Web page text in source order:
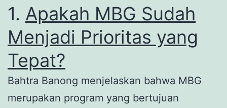
1. Apakah MBG Sudah
Menjadi Prioritas yang
Tepat?
Bahtra Banong menjelaskan bahwa MBG
merupakan program yang bertujuan